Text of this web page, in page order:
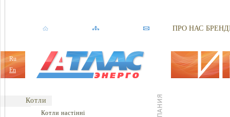
Ru
En
ПРО НАС
Котли
Котли настінні